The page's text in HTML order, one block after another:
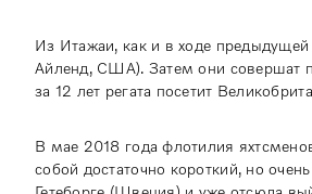
Из Итажаи, как и в ходе
Айленд, США). Затем они совершат
за 12 лет регата посетит
В мае 2018 года флотилия
собой достаточно короткий, но